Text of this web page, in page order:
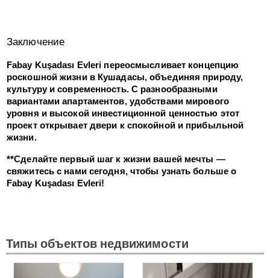
Заключение
Fabay Kuşadası Evleri переосмысливает концепцию
роскошной жизни в Кушадасы, объединяя природу,
культуру и современность. С разнообразными
вариантами апартаментов, удобствами мирового
уровня и высокой инвестиционной ценностью этот
проект открывает двери к спокойной и прибыльной
жизни.
**Сделайте первый шаг к жизни вашей мечты —
свяжитесь с нами сегодня, чтобы узнать больше о
Fabay Kuşadası Evleri!
Типы объектов недвижимости